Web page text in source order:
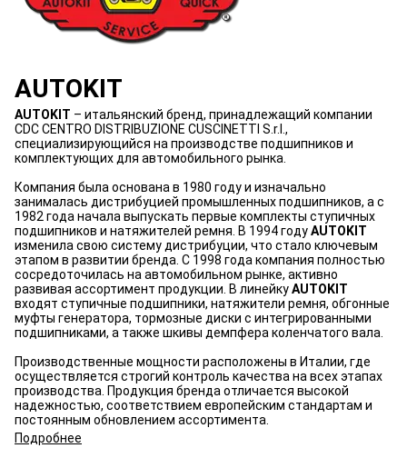
AUTOKIT
AUTOKIT – итальянский бренд, принадлежащий компании
CDC CENTRO DISTRIBUZIONE CUSCINETTI S.r.l.,
специализирующийся на производстве подшипников и
комплектующих для автомобильного рынка.
Компания была основана в 1980 году и изначально
занималась дистрибуцией промышленных подшипников, а с
1982 года начала выпускать первые комплекты ступичных
подшипников и натяжителей ремня. В 1994 годуAUTOKIT
изменила свою систему дистрибуции, что стало ключевым
этапом в развитии бренда. С 1998 года компания полностью
сосредоточилась на автомобильном рынке, активно
развивая ассортимент продукции. В линейкуAUTOKIT
входят ступичные подшипники, натяжители ремня, обгонные
муфты генератора, тормозные диски с интегрированными
подшипниками, а также шкивы демпфера коленчатого вала.
Производственные мощности расположены в Италии, где
осуществляется строгий контроль качества на всех этапах
производства. Продукция бренда отличается высокой
надежностью, соответствием европейским стандартам и
постоянным обновлением ассортимента.
Подробнее